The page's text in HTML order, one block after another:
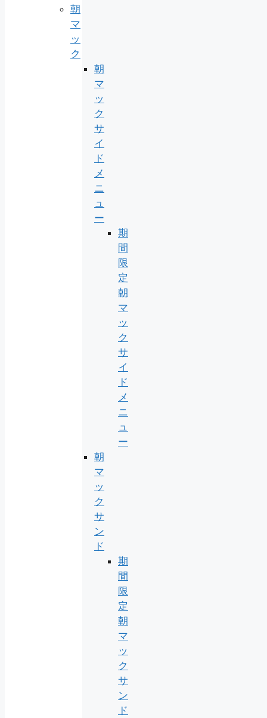
朝
マ
ッ
ク
朝
マ
ッ
ク
サ
イ
ド
メ
ニ
ュ
ー
期
間
限
定
朝
マ
ッ
ク
サ
イ
ド
メ
ニ
ュ
ー
朝
マ
ッ
ク
サ
ン
ド
期
間
限
定
朝
マ
ッ
ク
サ
ン
ド